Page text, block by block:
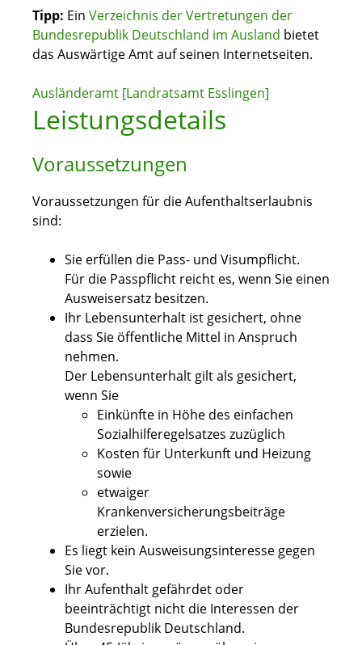
Tipp: Ein Verzeichnis der Vertretungen der
Bundesrepublik Deutschland im Ausland bietet
das Auswärtige Amt auf seinen Internetseiten.
Ausländeramt [Landratsamt Esslingen]
Leistungsdetails
Voraussetzungen
Voraussetzungen für die Aufenthaltserlaubnis
sind:
Sie erfüllen die Pass- und Visumpflicht.
Für die Passpflicht reicht es, wenn Sie einen
Ausweisersatz besitzen.
Ihr Lebensunterhalt ist gesichert, ohne
dass Sie öffentliche Mittel in Anspruch
nehmen.
Der Lebensunterhalt gilt als gesichert,
wenn Sie
Einkünfte in Höhe des einfachen
Sozialhilferegelsatzes zuzüglich
Kosten für Unterkunft und Heizung
sowie
etwaiger
Krankenversicherungsbeiträge
erzielen.
Es liegt kein Ausweisungsinteresse gegen
Sie vor.
Ihr Aufenthalt gefährdet oder
beeinträchtigt nicht die Interessen der
Bundesrepublik Deutschland.